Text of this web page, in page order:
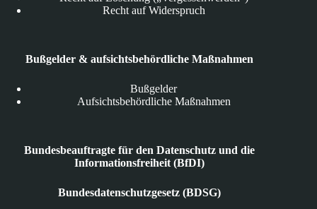
Recht auf Widerspruch
Bußgelder & aufsichtsbehördliche Maßnahmen
Bußgelder
Aufsichtsbehördliche Maßnahmen
Bundesbeauftragte für den Datenschutz und die
Informationsfreiheit (BfDI)
Bundesdatenschutzgesetz (BDSG)